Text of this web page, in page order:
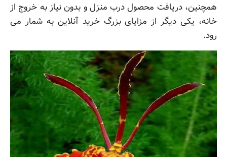
همچنین، دریافت محصول درب منزل و بدون نیاز به خروج از
خانه، یکی دیگر از مزایای بزرگ خرید آنلاین به شمار می
رود.